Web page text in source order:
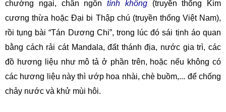
chướng ngại, chân ngôn tính không(truyền thống Kim
cương thừa hoặc Đại bi Thập chú (truyền thống Việt Nam),
rồi tụng bài “Tán Dương Chi”, trong lúc đó sái tịnh áo quan
bằng cách rải cát Mandala, đất thánh địa, nước gia trì, các
đồ hương liệu như mô tả ở phần trên, hoặc nếu không có
các hương liệu này thì ướp hoa nhài, chè buồm,... để chống
chảy nước và khử mùi hôi.